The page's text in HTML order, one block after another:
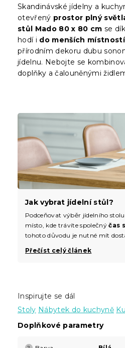
Skandinávské jídelny a
otevřený prostor plný
stůl Mado 80 x 80 cm se
hodí i do menších
přírodním dekoru dubu
jídelnu. Nebojte se
doplňky a čalouněnými
Jak vybrat jídelní stůl?
Podceňovat výběr jídelního stolu
místo, kde trávíte společnýčas
tohoto důvodu je nutné mít
Přečíst celý článek
Inspirujte se dál
Stoly Nábytek do kuchyně
Doplňkové parametry